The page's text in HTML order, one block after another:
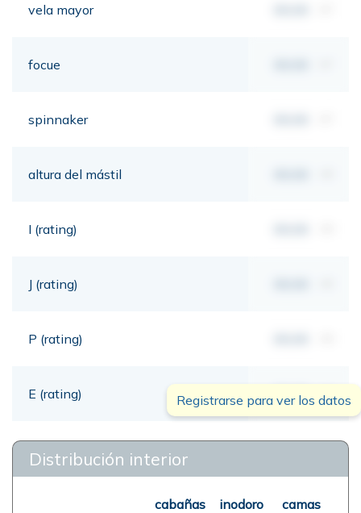
vela mayor
focue
spinnaker
altura del mástil
I (rating)
J (rating)
P (rating)
E (rating) 00,00 mt
Registrarse para ver los datos
Distribución interior
cabañas inodoro camas